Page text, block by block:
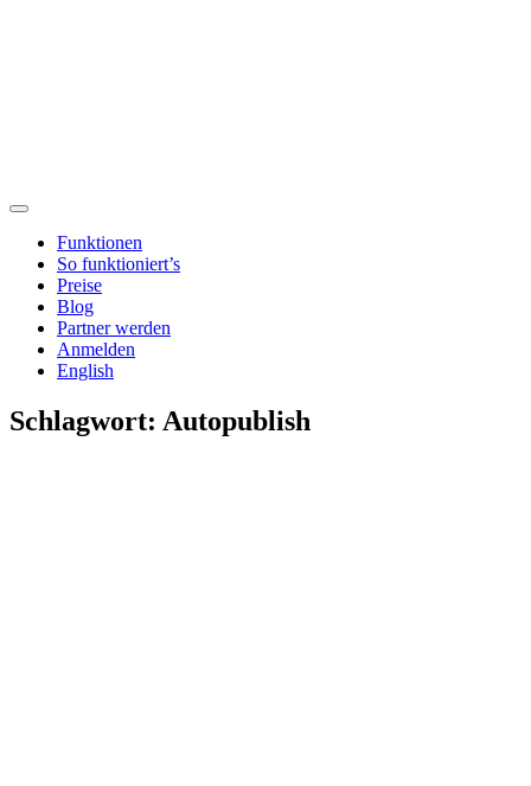
Funktionen
So funktioniert’s
Preise
Blog
Partner werden
Anmelden
English
Schlagwort: Autopublish